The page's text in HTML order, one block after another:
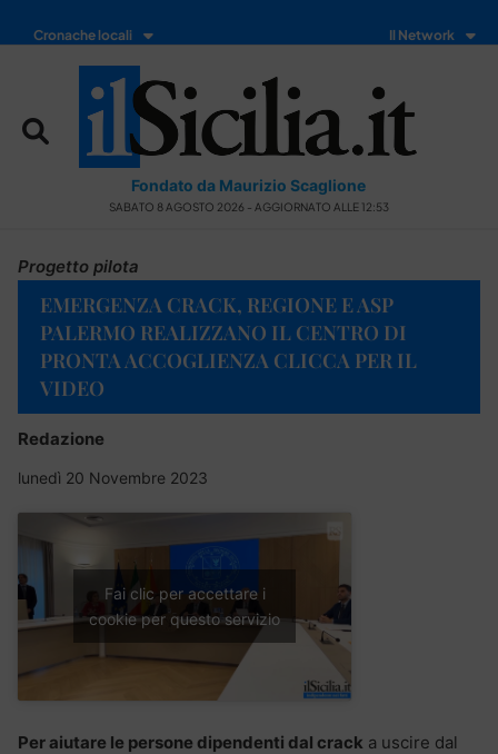
Cronache locali Il Network
Fondato da Maurizio Scaglione
SABATO 8 AGOSTO 2026 - AGGIORNATO ALLE 12:53
Progetto pilota
EMERGENZA CRACK, REGIONE E ASP
PALERMO REALIZZANO IL CENTRO DI
PRONTA ACCOGLIENZA CLICCA PER IL
VIDEO
Redazione
lunedì 20 Novembre 2023
Fai clic per accettare i
cookie per questo servizio
Per aiutare le persone dipendenti dal crack a uscire dal